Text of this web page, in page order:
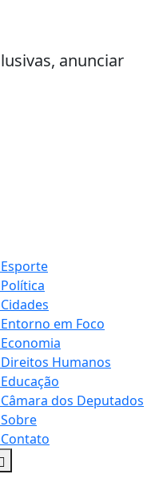
anunciar
Esporte
Política
Cidades
Entorno em Foco
Economia
Direitos Humanos
Educação
Câmara dos Deputados
Sobre
Contato